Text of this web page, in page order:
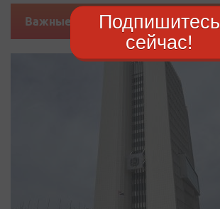
Важные новостиПодпишитесь
сейчас!